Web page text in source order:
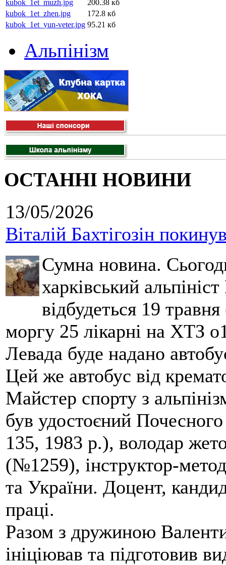
kubok_1et_muzh.jpg
200.38 кб
kubok_1et_zhen.jpg
172.8 кб
kubok_1et_yun-veter.jpg 95.21 кб
Альпінізм
ОСТАННІ НОВИНИ
13/05/2026
Віталій Бахтігозін
Сумна новина.
харківський
відбудеться 19
моргу 25 лікарні на ХТЗ
Левада буде надано
Цей же автобус від
Майстер спорту з
був удостоєний
135, 1983 р.), володар
(№1259), інструктор-
та України. Доцент,
праці.
Разом з дружиною
ініціював та підготовив